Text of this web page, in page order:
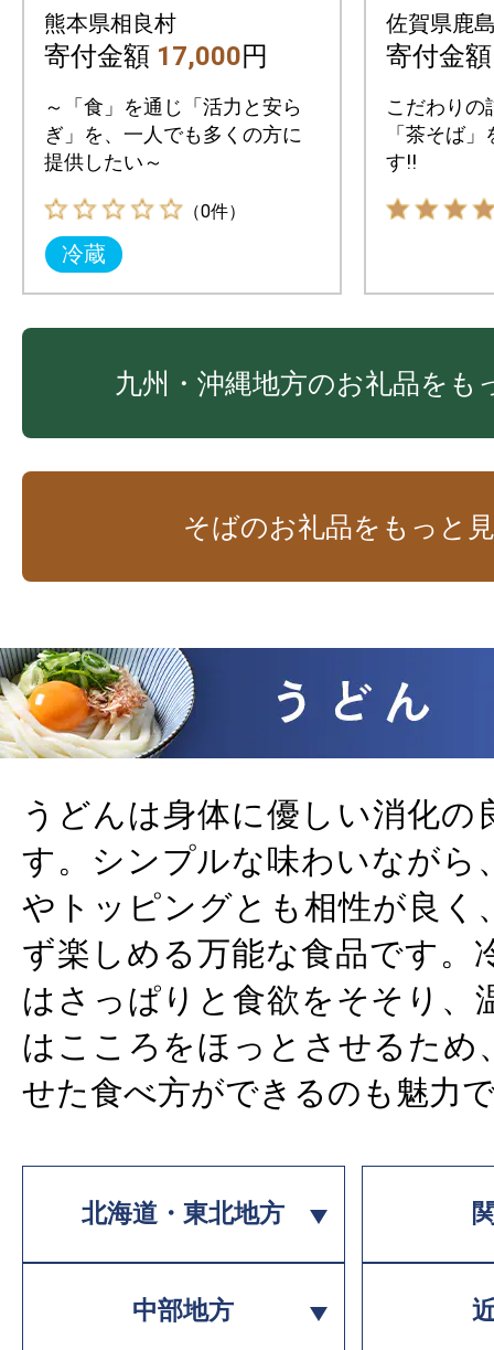
の佃煮付き
熊本県相良村
寄付金額 17,000円
～「食」を通じ「活力と安ら
ぎ」を、一人でも多くの方に
提供したい～
（0件）
冷蔵
袋【合
佐賀県鹿
寄付金
こだわりの
「茶そば
す!!
九州・沖縄地方のお礼品をも
そばのお礼品をもっと
うどんは身体に優しい消化の
す。シンプルな味わいながら
やトッピングとも相性が良く
ず楽しめる万能な食品です。
はさっぱりと食欲をそそり、
はこころをほっとさせるため
せた食べ方ができるのも魅力
北海道・東北地方
中部地方